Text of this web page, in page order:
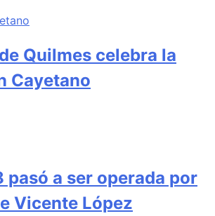
Quilmes celebra la
Cayetano
pasó a ser operada por
Vicente López